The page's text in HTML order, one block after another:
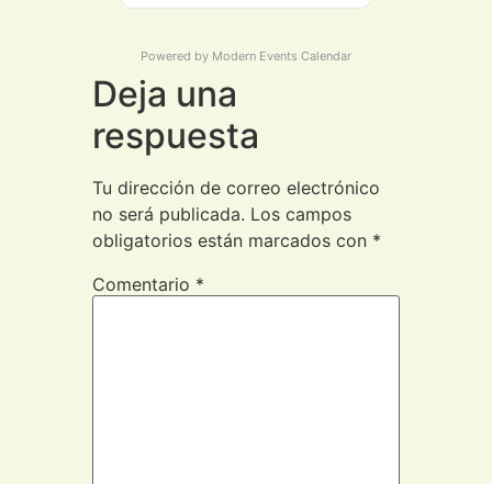
Powered by Modern Events Calendar
Deja una
respuesta
Tu dirección de correo electrónico
no será publicada. Los campos
obligatorios están marcados con *
Comentario *